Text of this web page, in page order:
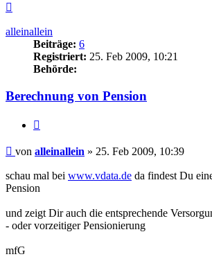
alleinallein
Beiträge: 6
Registriert: 25. Feb 2009, 10:21
Behörde:
Berechnung von Pension
Beitrag
von alleinallein » 25. Feb 2009, 10:39
schau mal bei www.vdata.de da findest Du
Pension
und zeigt Dir auch die entsprechende
- oder vorzeitiger Pensionierung
mfG